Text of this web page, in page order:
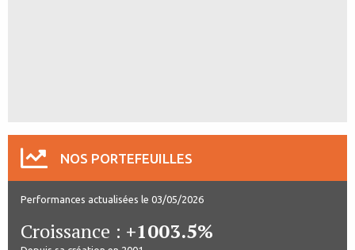
NOS PORTEFEUILLES
Performances actualisées le 03/05/2026
Croissance : +1003.5%